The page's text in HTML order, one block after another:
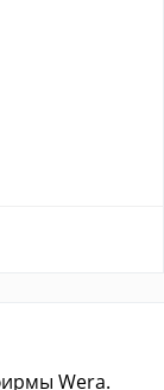
Wera.